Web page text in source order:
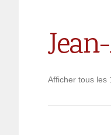
Afficher tous les